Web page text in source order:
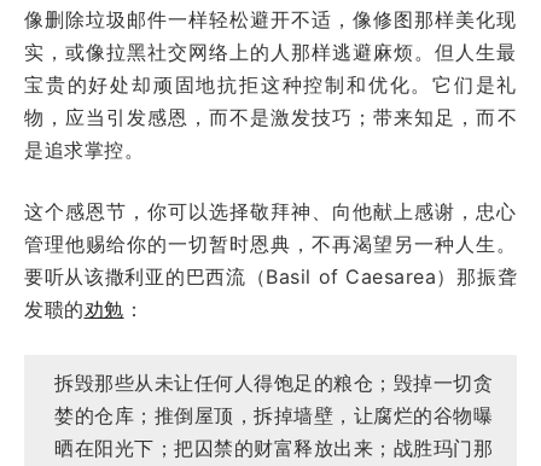
像删除垃圾邮件一样轻松避开不适，像修图那样美化现
实，或像拉黑社交网络上的人那样逃避麻烦。但人生最
宝贵的好处却顽固地抗拒这种控制和优化。它们是礼
物，应当引发感恩，而不是激发技巧；带来知足，而不
是追求掌控。
这个感恩节，你可以选择敬拜神、向他献上感谢，忠心
管理他赐给你的一切暂时恩典，不再渴望另一种人生。
要听从该撒利亚的巴西流（Basil of Caesarea）那振聋
发聩的劝勉 ：
拆毁那些从未让任何人得饱足的粮仓；毁掉一切贪
婪的仓库；推倒屋顶，拆掉墙壁，让腐烂的谷物曝
晒在阳光下；把囚禁的财富释放出来；战胜玛门那